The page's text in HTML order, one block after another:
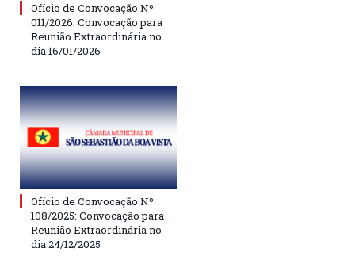
Ofício de Convocação Nº
011/2026: Convocação para
Reunião Extraordinária no
dia 16/01/2026
Ofício de Convocação Nº
108/2025: Convocação para
Reunião Extraordinária no
dia 24/12/2025